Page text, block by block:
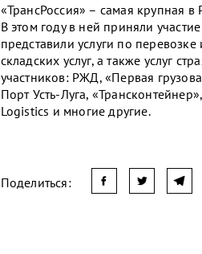
«ТрансРоссия» – самая крупная в
В этом году в ней приняли
представили услуги по
складских услуг, а также услуг
участников: РЖД, «Первая
Порт Усть-Луга,
Logistics и многие другие.
Поделиться: